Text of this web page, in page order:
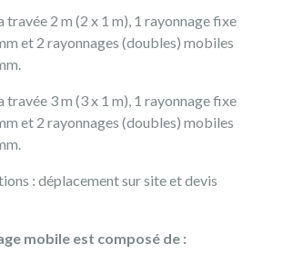
travée 2 m (2 x 1 m), 1 rayonnage fixe
et 2 rayonnages (doubles) mobiles
travée 3 m (3 x 1 m), 1 rayonnage fixe
et 2 rayonnages (doubles) mobiles
: déplacement sur site et devis
mobile est composé de :